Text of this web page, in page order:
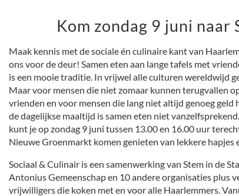
Kom zondag 9 juni
Maak kennis met de sociale én culinaire kant van
ons voor de deur! Samen eten aan lange tafels met
is een mooie traditie. In vrijwel alle culturen wereldwijd
Maar voor mensen die niet zomaar kunnen terugvallen
vrienden en voor mensen die lang niet altijd genoeg geld
de dagelijkse maaltijd is samen eten niet
kunt je op zondag 9 juni tussen 13.00 en 16.00 uur
Nieuwe Groenmarkt komen genieten van lekkere hapjes
Sociaal & Culinair is een samenwerking van Stem in de
Antonius Gemeenschap en 10 andere organisaties plus
vrijwilligers die koken met en voor alle Haarlemmers.